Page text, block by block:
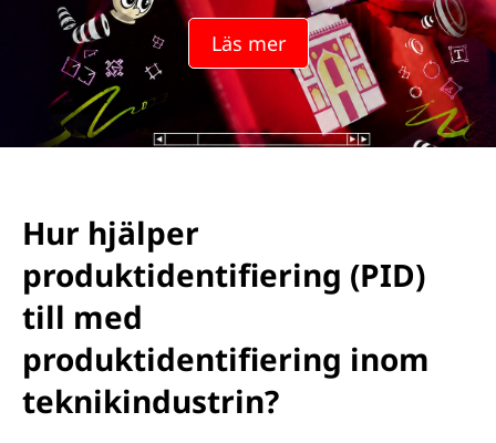
Läs mer
Hur hjälper
produktidentifiering (PID)
till med
produktidentifiering inom
teknikindustrin?